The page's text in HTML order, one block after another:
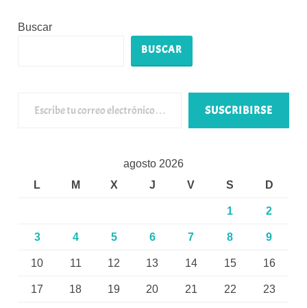
Buscar
BUSCAR
SUSCRIBIRSE
agosto 2026
L
M X J V S D
1 2
3 4 5 6 7 8 9
10 11 12 13 14 15 16
17 18 19 20 21 22 23